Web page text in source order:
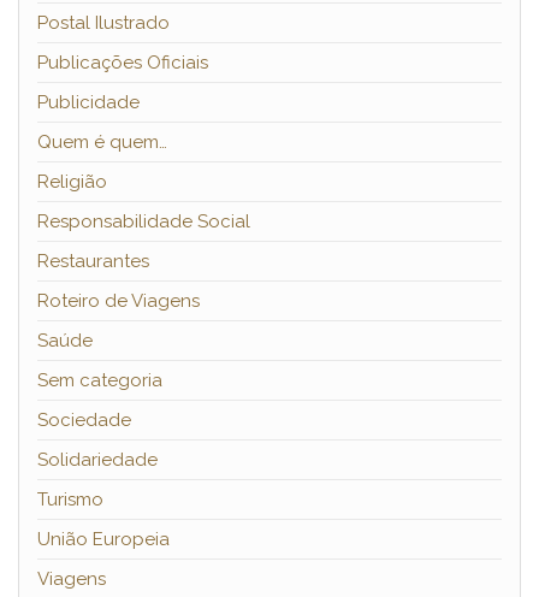
Postal Ilustrado
Publicações Oficiais
Publicidade
Quem é quem…
Religião
Responsabilidade Social
Restaurantes
Roteiro de Viagens
Saúde
Sem categoria
Sociedade
Solidariedade
Turismo
União Europeia
Viagens